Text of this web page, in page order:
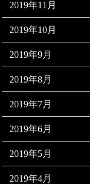
2019年11月
2019年10月
2019年9月
2019年8月
2019年7月
2019年6月
2019年5月
2019年4月